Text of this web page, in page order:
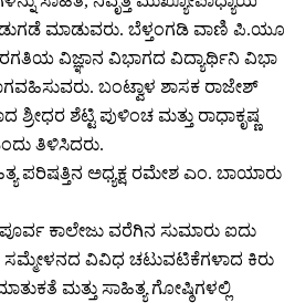
ಮಾಡುವರು. ಬೆಳ್ತಂಗಡಿ ವಾಣಿ ಪಿ.ಯೂ
ವಿಜ್ಞಾನ ವಿಭಾಗದ ವಿದ್ಯಾರ್ಥಿನಿ ವಿಭಾ
ಬಂಟ್ವಾಳ ಶಾಸಕ ರಾಜೇಶ್
ಶ್ರೀಧರ ಶೆಟ್ಟಿ ಪುಳಿಂಚ ಮತ್ತು ರಾಧಾಕೃಷ್ಣ
ತಿಳಿಸಿದರು.
ಪರಿಷತ್ತಿನ ಅಧ್ಯಕ್ಷ ರಮೇಶ ಎಂ. ಬಾಯಾರು
ಕಾಲೇಜು ವರೆಗಿನ ಸುಮಾರು ಐದು
ಸಮ್ಮೇಳನದ ವಿವಿಧ ಚಟುವಟಿಕೆಗಳಾದ ಕಿರು
ಮತ್ತು ಸಾಹಿತ್ಯ ಗೋಷ್ಠಿಗಳಲ್ಲಿ